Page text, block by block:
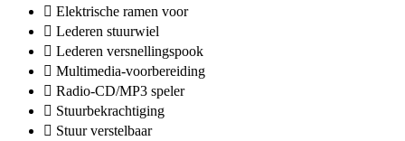
Elektrische ramen voor
Lederen stuurwiel
Lederen versnellingspook
Multimedia-voorbereiding
Radio-CD/MP3 speler
Stuurbekrachtiging
Stuur verstelbaar